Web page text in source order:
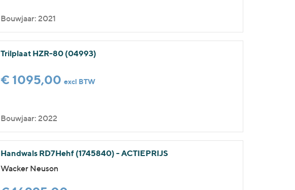
Bouwjaar: 2021
Trilplaat HZR-80 (04993)
€ 1095,00excl BTW
Bouwjaar: 2022
Handwals RD7Hehf (1745840) - ACTIEPRIJS
Wacker Neuson